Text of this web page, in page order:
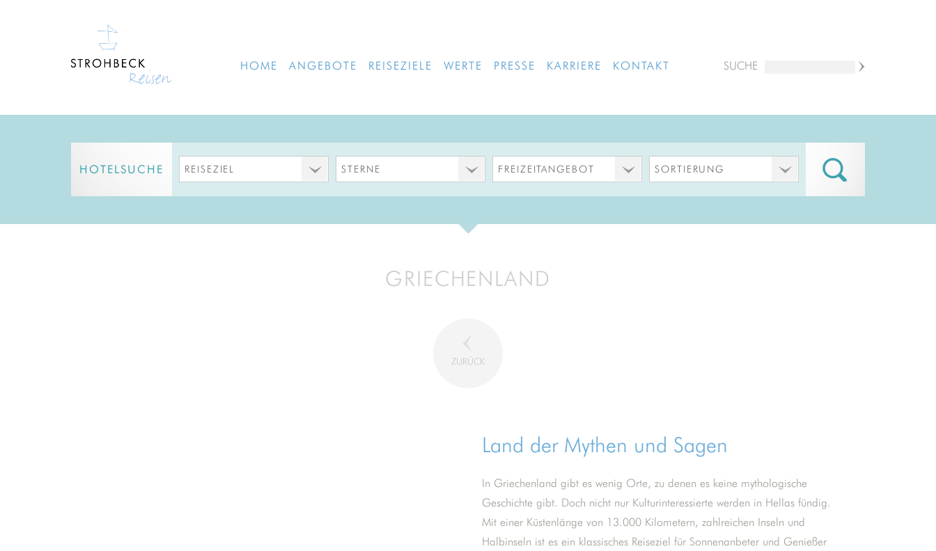
HOME ANGEBOTE REISEZIELE WERTE PRESSE KARRIERE KONTAKT SUCHE
HOTELSUCHE REISEZIEL STERNE FREIZEITANGEBOT SORTIERUNG
GRIECHENLAND
ZURÜCK
Land der Mythen und Sagen
In Griechenland gibt es wenig Orte, zu denen es keine mythologische
Geschichte gibt. Doch nicht nur Kulturinteressierte werden in Hellas fündig.
Mit einer Küstenlänge von 13.000 Kilometern, zahlreichen Inseln und
Halbinseln ist es ein klassisches Reiseziel für Sonnenanbeter und Genießer